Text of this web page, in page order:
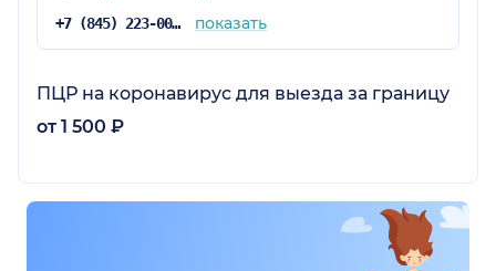
+7 (845) 223-00-93 показать
ПЦР на коронавирус для выезда за границу
от 1 500 ₽